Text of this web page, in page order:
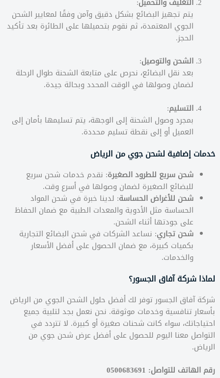
يتم تجهيز البضائع بشكل دقيق وآمن وفقًا لمعايير الشحن
الجوي المعتمدة، ثم نقوم بتحميلها على الطائرة بعد تأكيد
الحجز.
الشحن والتوصيل:
بعد نقل البضائع، نحرص على متابعة الشحنة طوال الرحلة
لضمان وصولها في الوقت المحدد وبحالة جيدة.
التسليم:
بمجرد وصول الشحنة إلى الوجهة، يتم تسليمها بأمان إلى
العميل أو إلى نقطة تسليم محددة.
خدمات إضافية لشحن جوي من الرياض
شحن سريع للطرود الصغيرة: نقدم خدمات شحن سريع
للبضائع الصغيرة لضمان وصولها في أسرع وقت.
شحن للأغراض الحساسة: لدينا خبرة في شحن المواد
الحساسة مثل الأدوية والمعدات الطبية مع ضمان الحفاظ
على جودتها أثناء الشحن.
شحن تجاري: نساعد الشركات في شحن البضائع التجارية
بكميات كبيرة، مع ضمان الحصول على أفضل الأسعار
والخدمات.
لماذا شركة آفاق الجسور؟
شركة آفاق الجسور توفر لك أفضل حلول الشحن الجوي من الرياض
بأسعار تنافسية وخدمات موثوقة. نحن نعمل بجد لتلبية جميع
احتياجاتك، سواء كانت شحنات صغيرة أو كبيرة. لا تتردد في
التواصل معنا اليوم للحصول على أفضل عرض شحن جوي من
الرياض.
رقم الهاتف للتواصل: 0500683691